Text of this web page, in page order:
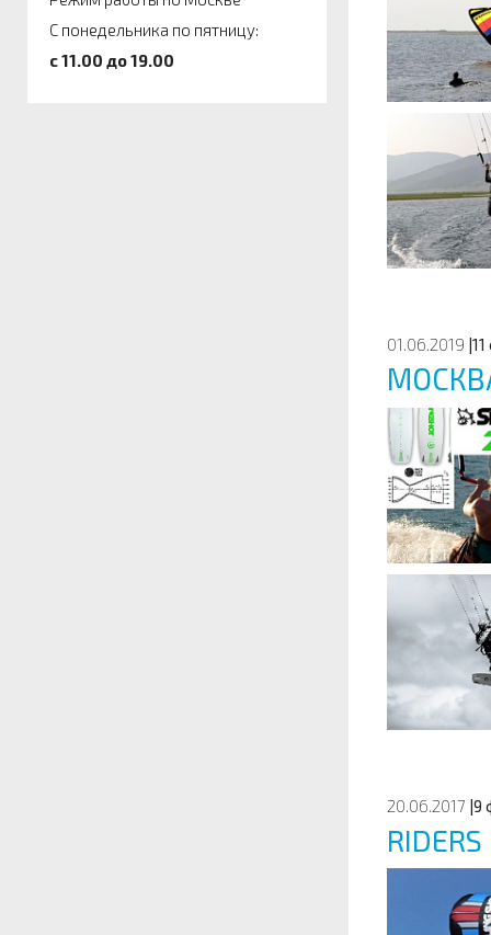
С понедельника по пятницу:
c 11.00 до 19.00
01.06.2019
20.06.2017 |9